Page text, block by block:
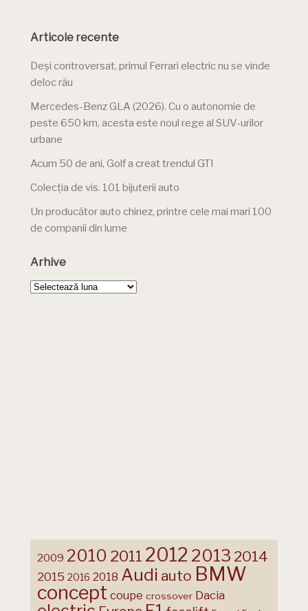
Articole recente
Deși controversat, primul Ferrari electric nu se vinde
deloc rău
Mercedes-Benz GLA (2026). Cu o autonomie de
peste 650 km, acesta este noul rege al SUV-urilor
urbane
Acum 50 de ani, Golf a creat trendul GTI
Colecția de vis. 101 bijuterii auto
Un producător auto chinez, printre cele mai mari 100
de companii din lume
Arhive
Arhive
2009 2010 2011 2012 2013 2014
2015 2016 2018 Audi auto BMW
concept coupe crossover Dacia